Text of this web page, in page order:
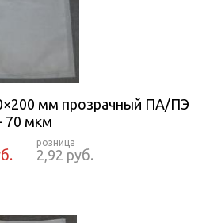
мм прозрачный ПА/ПЭ
70 мкм
2,92 руб.